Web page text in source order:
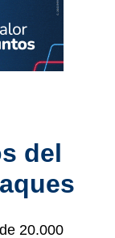
del
20.000